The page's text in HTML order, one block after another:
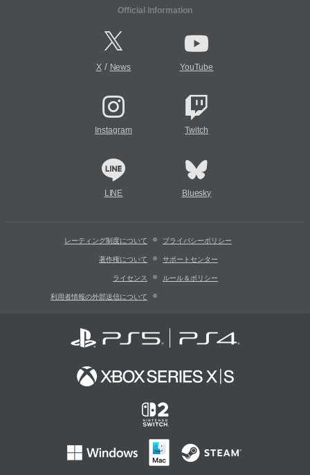
Official Information
X/ News YouTube
Instagram Twitch
LINE Bluesky
レーティング制度について プライバシーポリシー
著作権について サポートセンター
ライセンス ルール＆ポリシー
利用者情報の外部送信について